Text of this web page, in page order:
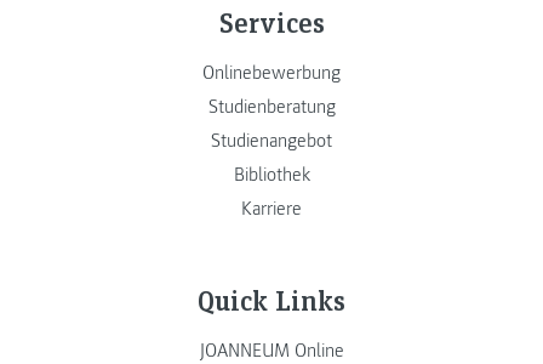
Services
Onlinebewerbung
Studienberatung
Studienangebot
Bibliothek
Karriere
Quick Links
JOANNEUM Online